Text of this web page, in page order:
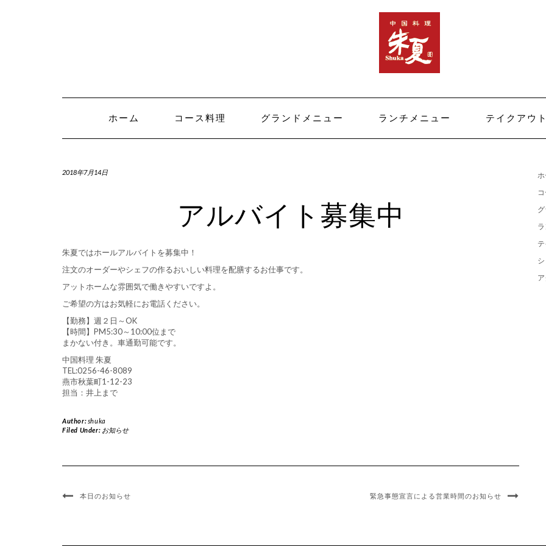
ホーム コース料理 グランドメニュー ランチメニュー テイクアウ
2018年7月14日
アルバイト募集中
朱夏ではホールアルバイトを募集中！
注文のオーダーやシェフの作るおいしい料理を配膳するお仕事です。
アットホームな雰囲気で働きやすいですよ。
ご希望の方はお気軽にお電話ください。
【勤務】週２日～OK
【時間】PM5:30～10:00位まで
まかない付き。車通勤可能です。
中国料理 朱夏
TEL:0256-46-8089
燕市秋葉町1-12-23
担当：井上まで
Author:shuka
Filed Under: お知らせ
本日のお知らせ 緊急事態宣言による営業時間のお知らせ